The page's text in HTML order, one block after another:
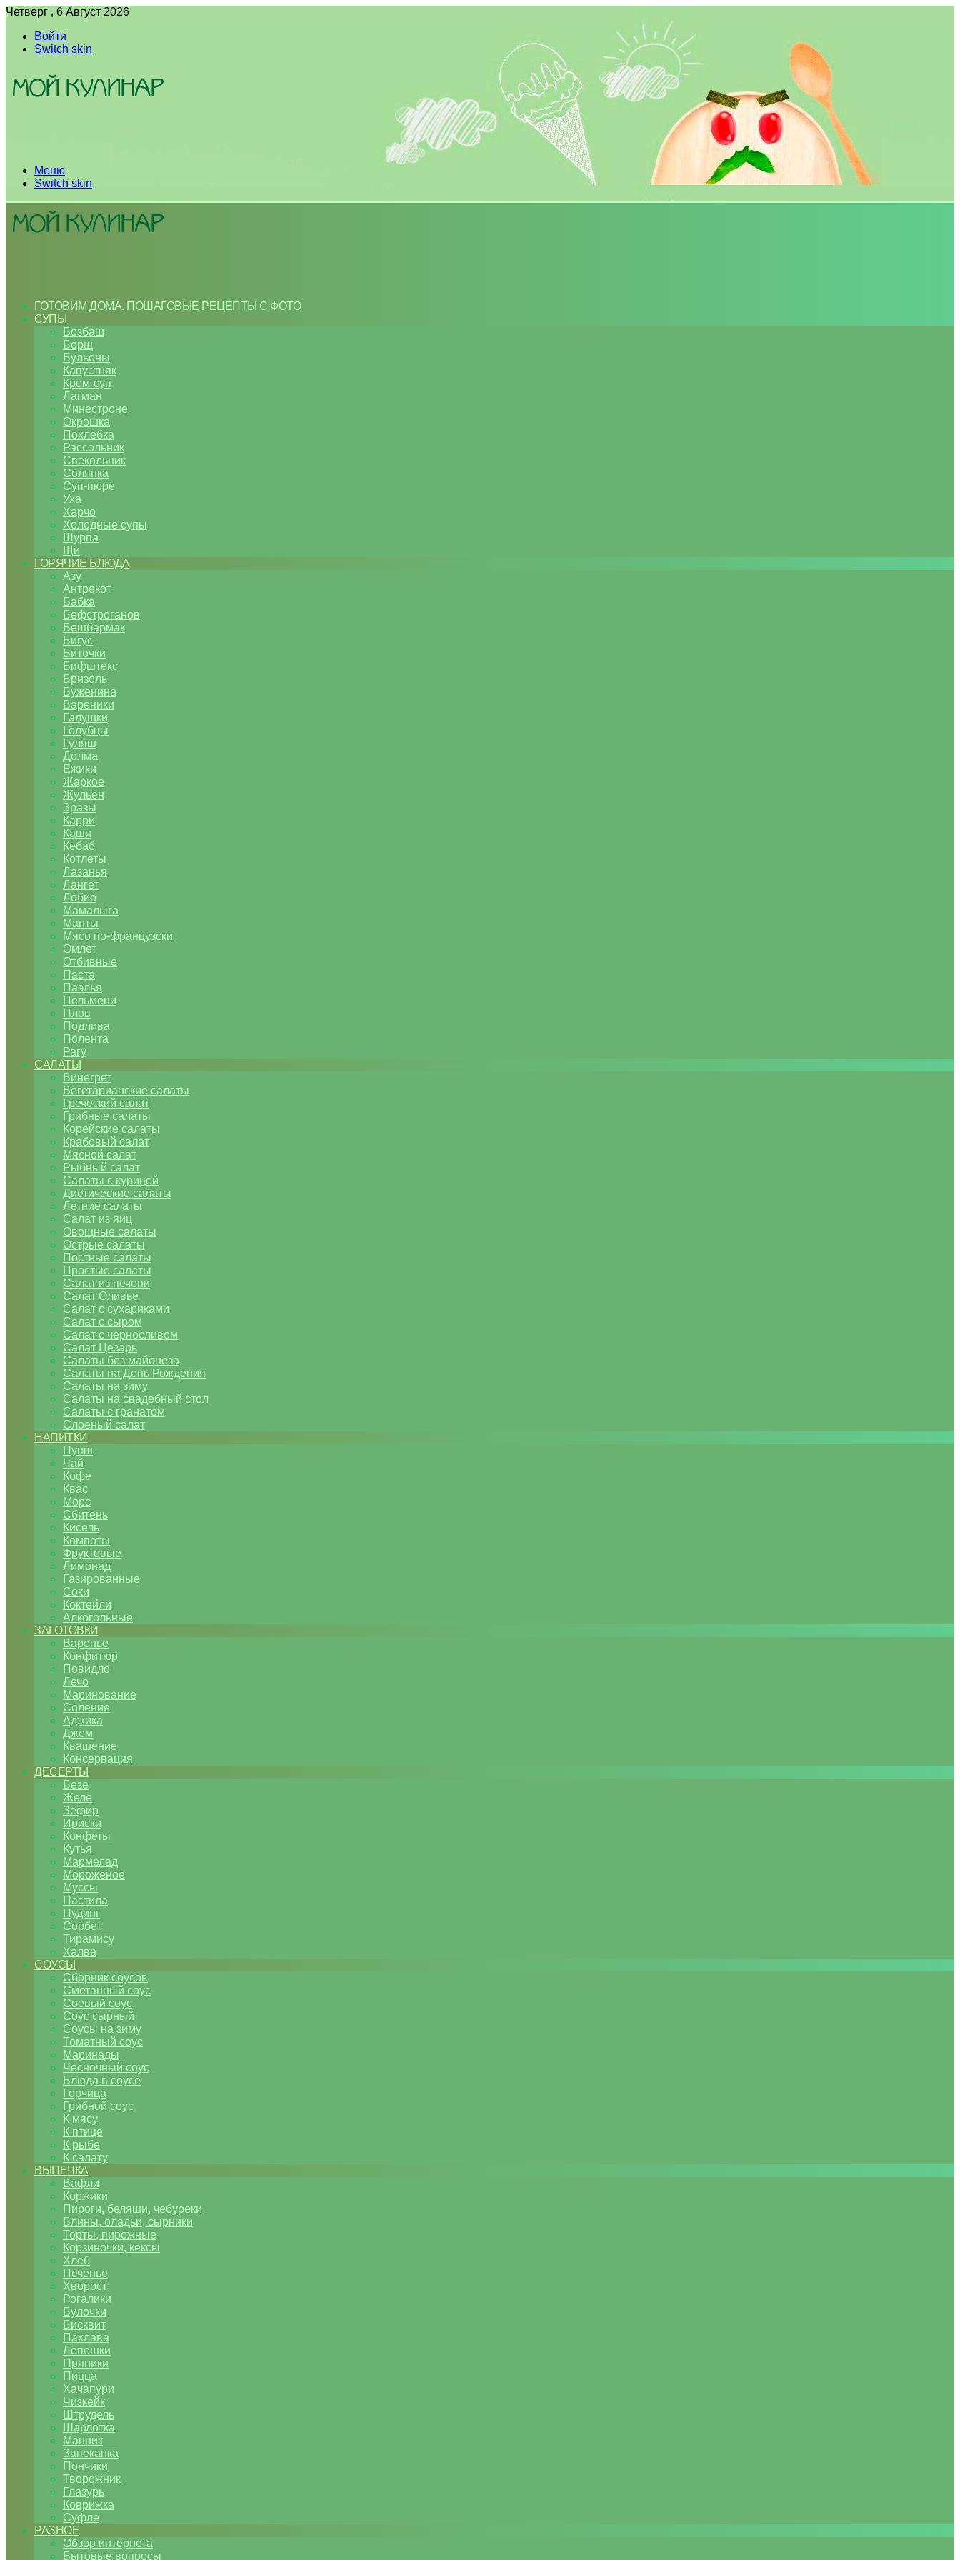
Четверг , 6 Август 2026
Войти
Switch skin
Меню
Switch skin
ГОТОВИМ ДОМА. ПОШАГОВЫЕ РЕЦЕПТЫ С ФОТО
СУПЫ
Бозбаш
Борщ
Бульоны
Капустняк
Крем-суп
Лагман
Минестроне
Окрошка
Похлебка
Рассольник
Свекольник
Солянка
Суп-пюре
Уха
Харчо
Холодные супы
Шурпа
Щи
ГОРЯЧИЕ БЛЮДА
Азу
Антрекот
Бабка
Бефстроганов
Бешбармак
Бигус
Биточки
Бифштекс
Бризоль
Буженина
Вареники
Галушки
Голубцы
Гуляш
Долма
Ежики
Жаркое
Жульен
Зразы
Карри
Каши
Кебаб
Котлеты
Лазанья
Лангет
Лобио
Мамалыга
Манты
Мясо по-французски
Омлет
Отбивные
Паста
Паэлья
Пельмени
Плов
Подлива
Полента
Рагу
САЛАТЫ
Винегрет
Вегетарианские салаты
Греческий салат
Грибные салаты
Корейские салаты
Крабовый салат
Мясной салат
Рыбный салат
Салаты с курицей
Диетические салаты
Летние салаты
Салат из яиц
Овощные салаты
Острые салаты
Постные салаты
Простые салаты
Салат из печени
Салат Оливье
Салат с сухариками
Салат с сыром
Салат с черносливом
Салат Цезарь
Салаты без майонеза
Салаты на День Рождения
Салаты на зиму
Салаты на свадебный стол
Салаты с гранатом
Слоеный салат
НАПИТКИ
Пунш
Чай
Кофе
Квас
Морс
Сбитень
Кисель
Компоты
Фруктовые
Лимонад
Газированные
Соки
Коктейли
Алкогольные
ЗАГОТОВКИ
Варенье
Конфитюр
Повидло
Лечо
Маринование
Соление
Аджика
Джем
Квашение
Консервация
ДЕСЕРТЫ
Безе
Желе
Зефир
Ириски
Конфеты
Кутья
Мармелад
Мороженое
Муссы
Пастила
Пудинг
Сорбет
Тирамису
Халва
СОУСЫ
Сборник соусов
Сметанный соус
Соевый соус
Соус сырный
Соусы на зиму
Томатный соус
Маринады
Чесночный соус
Блюда в соусе
Горчица
Грибной соус
К мясу
К птице
К рыбе
К салату
ВЫПЕЧКА
Вафли
Коржики
Пироги, беляши, чебуреки
Блины, оладьи, сырники
Торты, пирожные
Корзиночки, кексы
Хлеб
Печенье
Хворост
Рогалики
Булочки
Бисквит
Пахлава
Лепешки
Пряники
Пицца
Хачапури
Чизкейк
Штрудель
Шарлотка
Манник
Запеканка
Пончики
Творожник
Глазурь
Коврижка
Суфле
РАЗНОЕ
Обзор интернета
Бытовые вопросы